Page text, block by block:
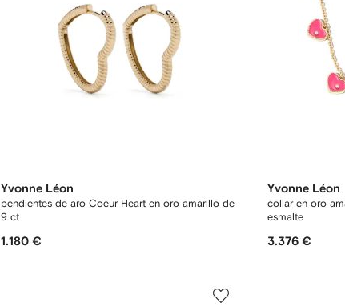
Yvonne Léon
pendientes de aro Coeur Heart en oro amarillo de
9 ct
1.180 €
Yvonne Léon
collar en oro
esmalte
3.376 €